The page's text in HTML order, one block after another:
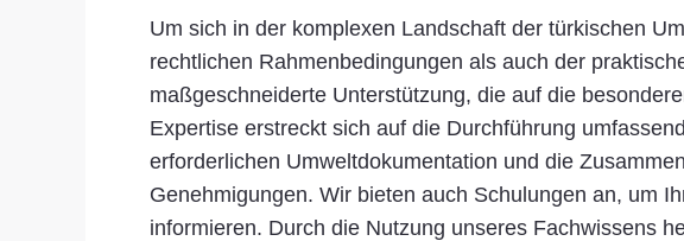
Um sich in der komplexen Landschaft der türkischen
rechtlichen Rahmenbedingungen als auch der
maßgeschneiderte Unterstützung, die auf die
Expertise erstreckt sich auf die Durchführung
erforderlichen Umweltdokumentation und die
Genehmigungen. Wir bieten auch Schulungen an, um
informieren. Durch die Nutzung unseres Fachwissens